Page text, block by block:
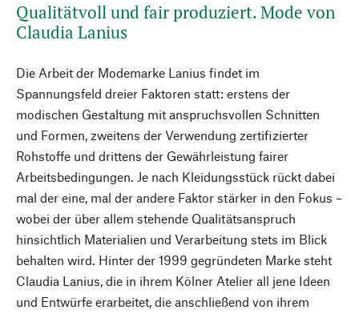
Qualitätvoll und fair produziert. Mode von
Claudia Lanius
Die Arbeit der Modemarke Lanius findet im
Spannungsfeld dreier Faktoren statt: erstens der
modischen Gestaltung mit anspruchsvollen Schnitten
und Formen, zweitens der Verwendung zertifizierter
Rohstoffe und drittens der Gewährleistung fairer
Arbeitsbedingungen. Je nach Kleidungsstück rückt dabei
mal der eine, mal der andere Faktor stärker in den Fokus –
wobei der über allem stehende Qualitätsanspruch
hinsichtlich Materialien und Verarbeitung stets im Blick
behalten wird. Hinter der 1999 gegründeten Marke steht
Claudia Lanius, die in ihrem Kölner Atelier all jene Ideen
und Entwürfe erarbeitet, die anschließend von ihrem